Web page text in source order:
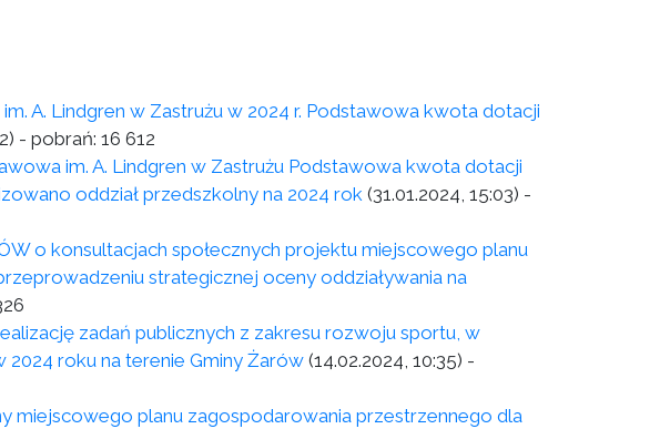
A. Lindgren w Zastrużu w 2024 r. Podstawowa kwota dotacji
- pobrań: 16 612
im. A. Lindgren w Zastrużu Podstawowa kwota dotacji
oddział przedszkolny na 2024 rok (31.01.2024, 15:03) -
o konsultacjach społecznych projektu miejscowego planu
strategicznej oceny oddziaływania na
zadań publicznych z zakresu rozwoju sportu, w
roku na terenie Gminy Żarów (14.02.2024, 10:35) -
miejscowego planu zagospodarowania przestrzennego dla